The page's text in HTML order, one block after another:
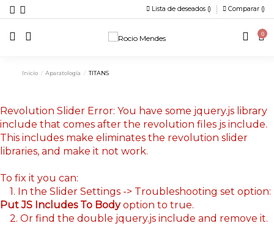
Lista de deseados () Comparar ()
0
Inicio Aparatología TITANS
Revolution Slider Error: You have some jquery.js library
include that comes after the revolution files js include.
This includes make eliminates the revolution slider
libraries, and make it not work.
To fix it you can:
1. In the Slider Settings -> Troubleshooting set option:
Put JS Includes To Bodyoption to true.
2. Or find the double jquery.js include and remove it.